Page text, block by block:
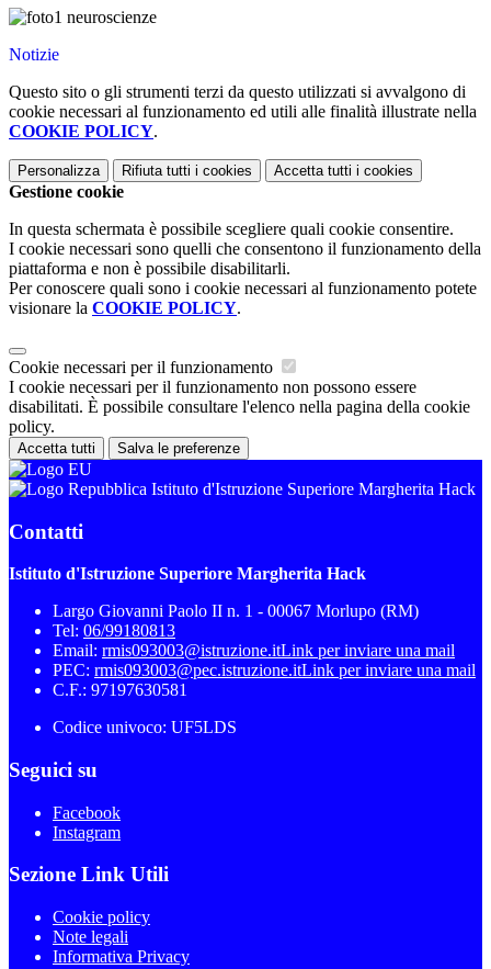
Notizie
Questo sito o gli strumenti terzi da questo utilizzati si avvalgono di
cookie necessari al funzionamento ed utili alle finalità illustrate nella
COOKIE POLICY.
Personalizza Rifiuta tutti i cookies Accetta tutti i cookies
Gestione cookie
In questa schermata è possibile scegliere quali cookie consentire.
I cookie necessari sono quelli che consentono il funzionamento della
piattaforma e non è possibile disabilitarli.
Per conoscere quali sono i cookie necessari al funzionamento potete
visionare la COOKIE POLICY.
Cookie necessari per il funzionamento
I cookie necessari per il funzionamento non possono essere
disabilitati. È possibile consultare l'elenco nella pagina della cookie
policy.
Accetta tutti Salva le preferenze
Istituto d'Istruzione Superiore Margherita Hack
Contatti
Istituto d'Istruzione Superiore Margherita Hack
Largo Giovanni Paolo II n. 1 - 00067 Morlupo (RM)
Tel: 06/99180813
Email: rmis093003@istruzione.itLink per inviare una mail
PEC: rmis093003@pec.istruzione.itLink per inviare una mail
C.F.: 97197630581
Codice univoco: UF5LDS
Seguici su
Facebook
Instagram
Sezione Link Utili
Cookie policy
Note legali
Informativa Privacy